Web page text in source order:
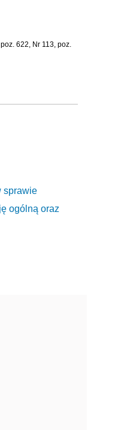
622, Nr 113, poz.
sprawie
ogólną oraz